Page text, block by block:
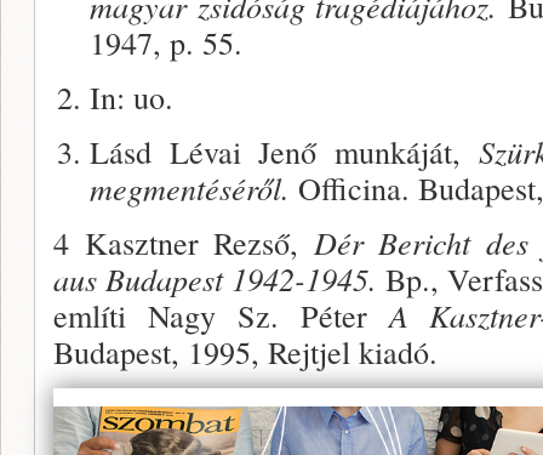
1947, p. 55.
In: uo.
Lásd Lévai Jenő munkáját,
megmentéséről. Officina.
4 Kasztner Rezső, Dér Bericht des
aus Budapest 1942-1945. Bp.,
említi Nagy Sz. PéterA
Budapest, 1995, Rejtjel kiadó.